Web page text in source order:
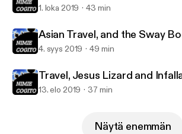
1. loka 2019 43 min
Asian Travel, and the Sway
4. syys 2019 49 min
Travel, Jesus Lizard and
13. elo 2019 37 min
Näytä enemmän